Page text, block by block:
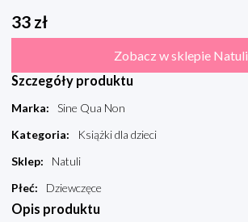
33 zł
Zobacz w sklepie Natuli
Szczegóły produktu
Marka:
Sine Qua Non
Kategoria:
Książki dla dzieci
Sklep:
Natuli
Płeć: Dziewczęce
Opis produktu